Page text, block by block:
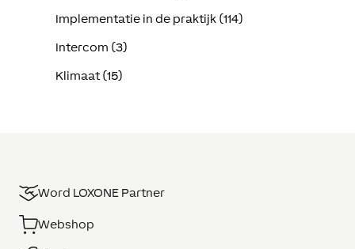
Implementatie in de praktijk (114)
Intercom (3)
Klimaat (15)
Word LOXONE Partner
Webshop